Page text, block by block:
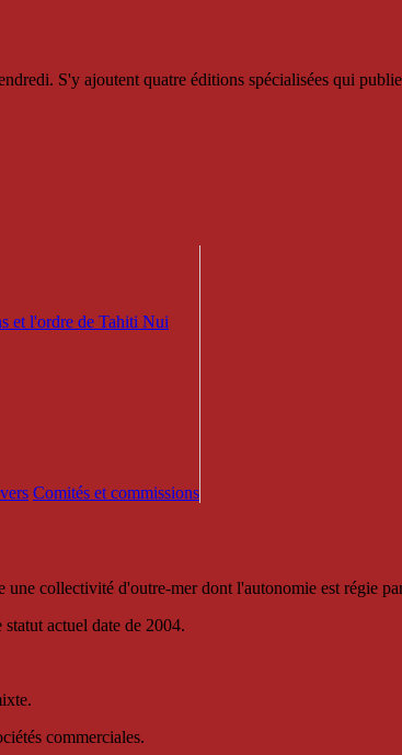
S'y ajoutent quatre éditions spécialisées qui
et l'ordre de Tahiti Nui
Comités et commissions
collectivité d'outre-mer dont l'autonomie est régie
actuel date de 2004.
commerciales.